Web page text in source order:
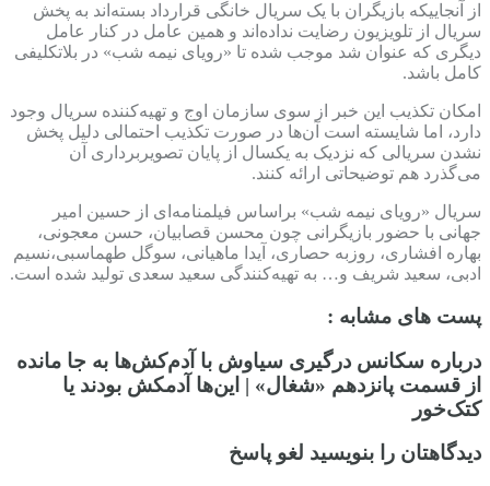
از آنجاییکه بازیگران با یک سریال خانگی قرارداد بسته‌اند به پخش
سریال از تلویزیون رضایت نداده‌اند و همین عامل در کنار عامل
دیگری که عنوان شد موجب شده تا «رویای نیمه شب» در بلاتکلیفی
کامل باشد.
امکان تکذیب این خبر از سوی سازمان اوج و تهیه‌کننده سریال وجود
دارد، اما شایسته است آن‌ها در صورت تکذیب احتمالی دلیل پخش
نشدن سریالی که نزدیک به یکسال از پایان تصویربرداری آن
می‌گذرد هم توضیحاتی ارائه کنند.
سریال «رویای نیمه شب» براساس فیلمنامه‌ای از حسین امیر
جهانی با حضور بازیگرانی چون محسن قصابیان، حسن معجونی،
بهاره افشاری، روزبه حصاری، آیدا ماهیانی، سوگل طهماسبی،نسیم
ادبی، سعید شریف و… به تهیه‌کنندگی سعید سعدی تولید شده است.
پست های مشابه :
درباره سکانس درگیری سیاوش با آدم‌کش‌ها به جا مانده
از قسمت پانزدهم «شغال» | این‌ها آدمکش بودند یا
کتک‌خور
دیدگاهتان را بنویسید لغو پاسخ